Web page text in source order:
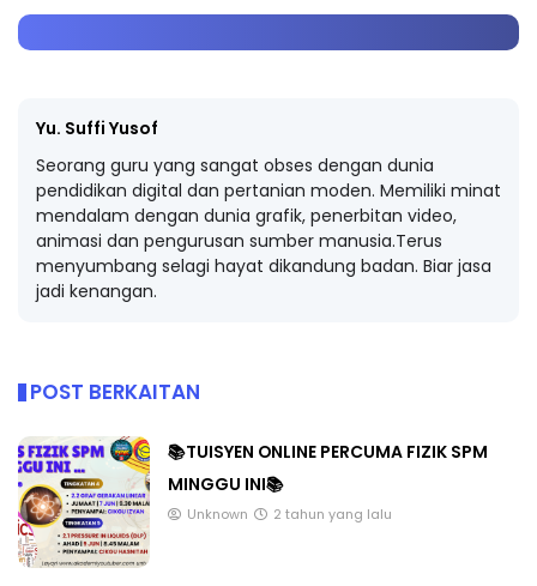
Yu. Suffi Yusof
Seorang guru yang sangat obses dengan dunia
pendidikan digital dan pertanian moden. Memiliki minat
mendalam dengan dunia grafik, penerbitan video,
animasi dan pengurusan sumber manusia.Terus
menyumbang selagi hayat dikandung badan. Biar jasa
jadi kenangan.
POST BERKAITAN
📚TUISYEN ONLINE PERCUMA FIZIK SPM
MINGGU INI📚
Unknown 2 tahun yang lalu